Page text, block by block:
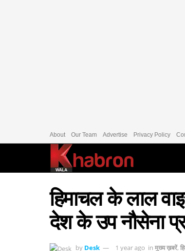
About Our Team Advertise Privacy Policy
हिमाचल के लाल
देश के उप नौसेना
by Desk 1 year ago in मुख्य ख़बरें,